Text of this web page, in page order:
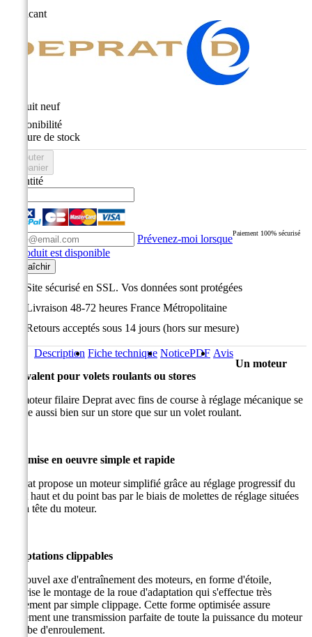
Fabricant
Produit neuf
Disponibilité
Rupture de stock
Ajouter
au panier
Quantité
Paiement 100% sécurisé
Prévenez-moi lorsque
le produit est disponible
Site sécurisé en SSL. Vos données sont protégées
Livraison 48-72 heures France Métropolitaine
Retours acceptés sous 14 jours (hors sur mesure)
Description Fiche technique NoticePDF Avis
Un moteur
polyvalent pour volets roulants ou stores
Ce moteur filaire Deprat avec fins de course à réglage mécanique se
monte aussi bien sur un store que sur un volet roulant.
Une mise en oeuvre simple et rapide
Deprat propose un moteur simplifié grâce au réglage progressif du
point haut et du point bas par le biais de molettes de réglage situées
sur la tête du moteur.
Adaptations clippables
Le nouvel axe d'entraînement des moteurs, en forme d'étoile,
favorise le montage de la roue d'adaptation qui s'effectue très
facilement par simple clippage. Cette forme optimisée assure
également une transmission parfaite de toute la puissance du moteur
au tube d'enroulement.